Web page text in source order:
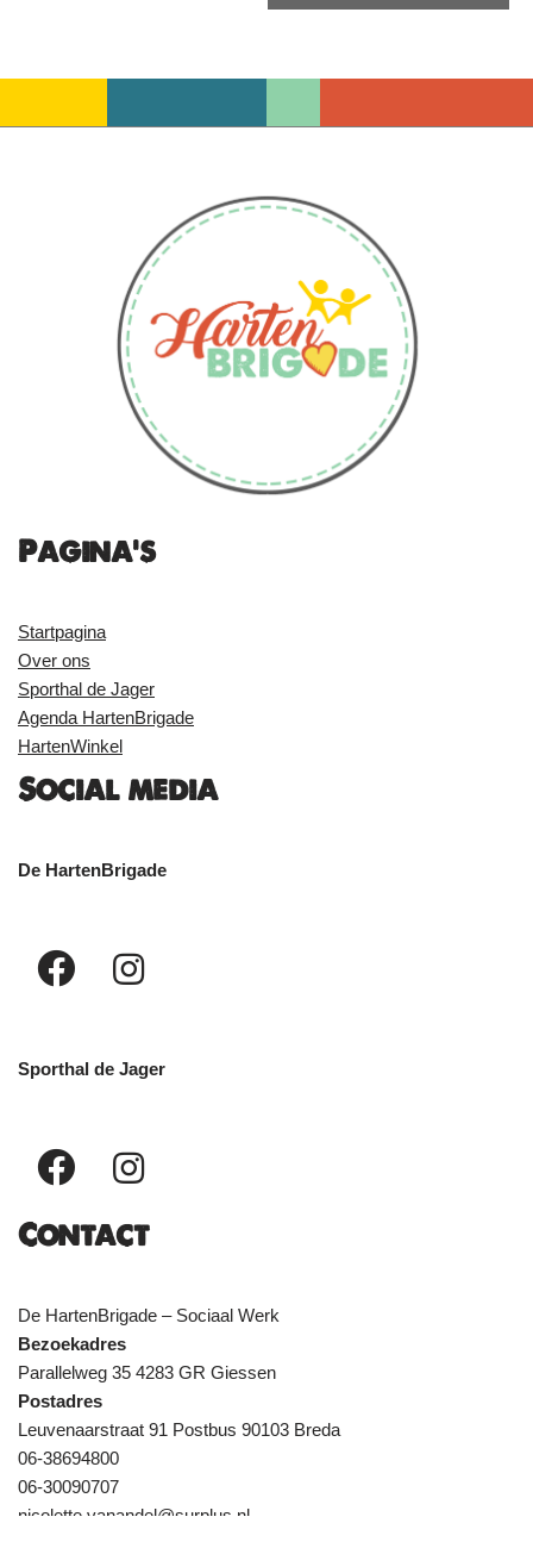
Pagina's
Startpagina
Over ons
Sporthal de Jager
Agenda HartenBrigade
HartenWinkel
Social media
De HartenBrigade
Sporthal de Jager
Contact
De HartenBrigade – Sociaal Werk
Bezoekadres
Parallelweg 35 4283 GR Giessen
Postadres
Leuvenaarstraat 91 Postbus 90103 Breda
06-38694800
06-30090707
nicolette.vanandel@surplus.nl